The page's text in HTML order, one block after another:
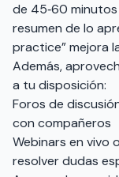
de 45‑60
resumen de lo
practice” mejora
Además,
a tu disposición:
Foros de
con compañeros
Webinars en vivo
resolver dudas